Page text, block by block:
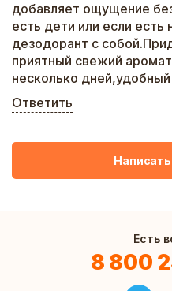
добавляет ощущение
есть дети или если
дезодорант с
приятный свежий
несколько
Ответить
Есть
8 800